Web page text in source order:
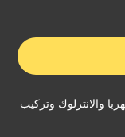
والانترلوك وتركيب